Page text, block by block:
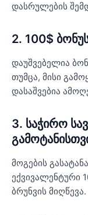
დასრულების
2. 100$
დაუშვებელია
თუმცა, მისი
დასაშვებია
3. საჭირო
მოგების
ექვივალენტური
ბრუნვის მიღწევა.